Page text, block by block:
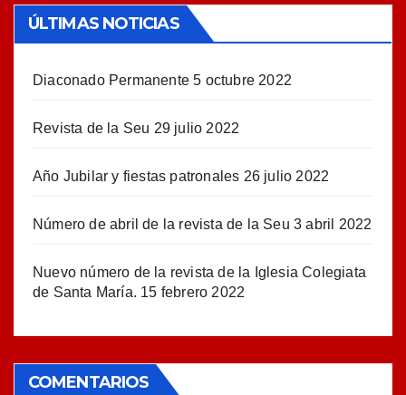
ÚLTIMAS NOTICIAS
Diaconado Permanente 5 octubre 2022
Revista de la Seu 29 julio 2022
Año Jubilar y fiestas patronales 26 julio 2022
Número de abril de la revista de la Seu 3 abril 2022
Nuevo número de la revista de la Iglesia Colegiata
de Santa María. 15 febrero 2022
COMENTARIOS